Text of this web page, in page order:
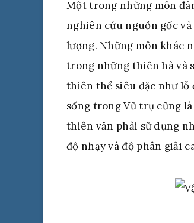
Một trong những môn
nghiên cứu nguồn gốc
lượng. Những môn khác
trong những thiên hà và
thiên thể siêu đặc như lỗ
sống trong Vũ trụ cũng
thiên văn phải sử dụng
độ nhạy và độ phân giải